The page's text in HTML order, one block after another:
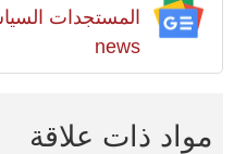
news
مواد ذات علاقة